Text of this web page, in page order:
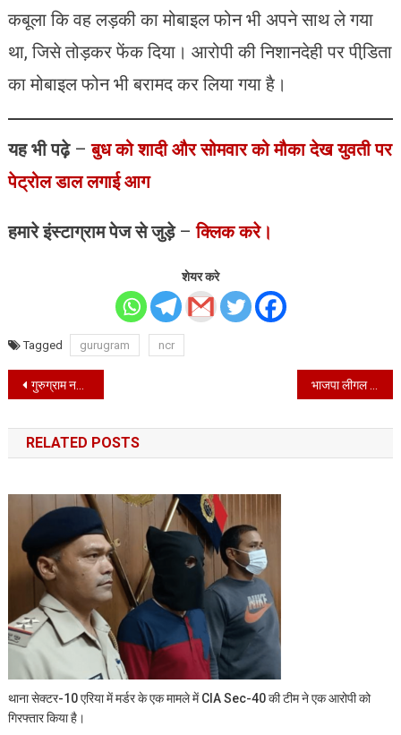
कबूला कि वह लड़की का मोबाइल फोन भी अपने साथ ले गया
था, जिसे तोड़कर फेंक दिया। आरोपी की निशानदेही पर पीडि़ता
का मोबाइल फोन भी बरामद कर लिया गया है।
यह भी पढ़े –बुध को शादी और सोमवार को मौका देख युवती पर
पेट्रोल डाल लगाई आग
हमारे इंस्टाग्राम पेज से जुड़े–क्लिक करे।
शेयर करे
Tagged gurugram ncr
Post
navigation
गुरुग्राम नगर निगम चुनाव की तैयारी में जुट जाएं आप कार्यकर्ता: पंकज गुप्ता भाजपा लीगल सेल के प्रदेश मीडिया सह-संयोजक बने हिमांशु गंभीर
RELATED POSTS
थाना सेक्टर-10 एरिया में मर्डर के एक मामले में CIA Sec-40 की टीम ने एक आरोपी को
गिरफ्तार किया है।